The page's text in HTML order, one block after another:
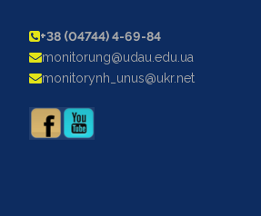
АКРЕДИТАЦІЙНІ ЕКСПЕРТИЗИ
АКАДЕМІЧНА ДОБРОЧЕСНІСТЬ
+38 (04744) 4-69-84
monitorung@udau.edu.ua
monitorynh_unus@ukr.net